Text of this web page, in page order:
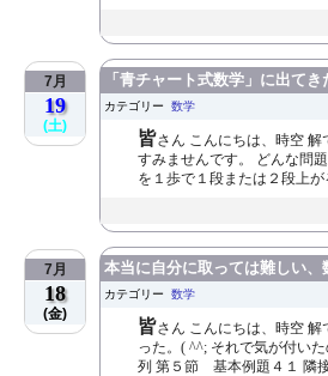
7月
19
(土)
「青チャート式数学」に出て
カテゴリー 数学
皆さん こんにちは、時空
すみませんです。 どんな問
を１歩で１段または２段上
7月
18
(金)
本当に自分に取っては難しい
カテゴリー 数学
皆さん こんにちは、時空
った。( ^^; それで気が付い
列 第５節 基本例題４１ 隣